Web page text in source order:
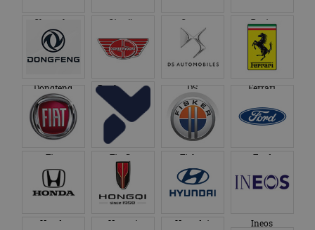
Chevrolet Citroën Cupra Dacia
Dongfeng Donkervoort DS Ferrari
Fiat Firefly Fisker Ford
Honda Hongqi Hyundai Ineos